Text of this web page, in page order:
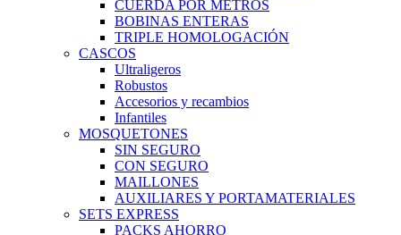
CUERDA POR METROS
BOBINAS ENTERAS
TRIPLE HOMOLOGACIÓN
CASCOS
Ultraligeros
Robustos
Accesorios y recambios
Infantiles
MOSQUETONES
SIN SEGURO
CON SEGURO
MAILLONES
AUXILIARES Y PORTAMATERIALES
SETS EXPRESS
PACKS AHORRO